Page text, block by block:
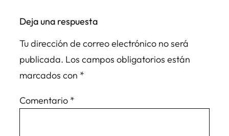
Deja una respuesta
Tu dirección de correo electrónico no será
publicada. Los campos obligatorios están
marcados con *
Comentario *